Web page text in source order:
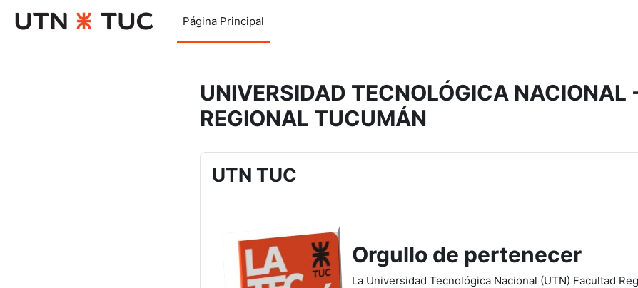
Página Principal
UNIVERSIDAD TECNOLÓGICA NACIONAL
REGIONAL TUCUMÁN
UTN TUC
Orgullo de pertenecer
La Universidad Tecnológica Nacional (UTN) Facultad